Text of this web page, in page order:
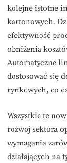
kolejne istotne
kartonowych.
efektywność
obniżenia
Automatyczne
dostosować się
rynkowych, co
Wszystkie te
rozwój sektora
wymagania
działających na